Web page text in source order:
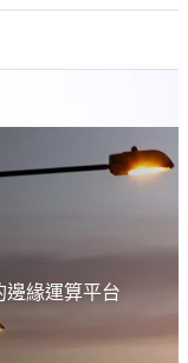
緣運算平台